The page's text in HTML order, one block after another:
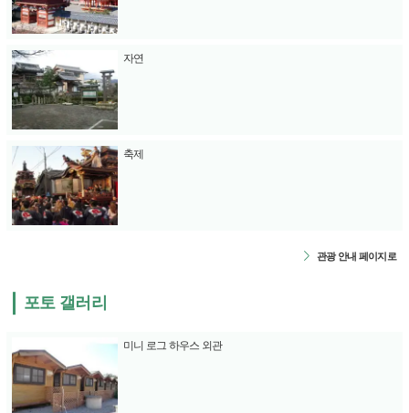
자연
축제
관광 안내 페이지로
포토 갤러리
미니 로그 하우스 외관